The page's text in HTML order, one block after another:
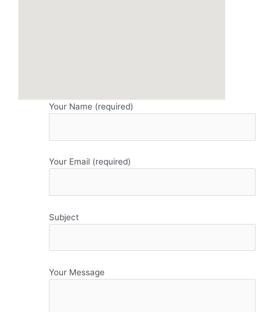
Your Name (required)
Your Email (required)
Subject
Your Message